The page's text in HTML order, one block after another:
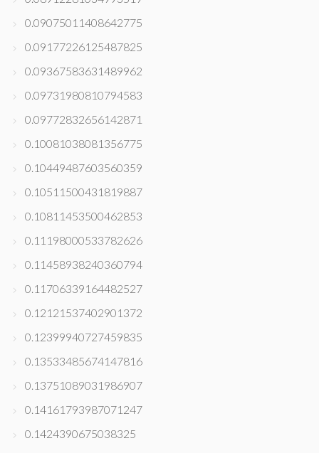
0.09075011408642775
0.09177226125487825
0.09367583631489962
0.09731980810794583
0.09772832656142871
0.10081038081356775
0.10449487603560359
0.10511500431819887
0.10811453500462853
0.11198000533782626
0.11458938240360794
0.11706339164482527
0.12121537402901372
0.12399940727459835
0.13533485674147816
0.13751089031986907
0.14161793987071247
0.1424390675038325